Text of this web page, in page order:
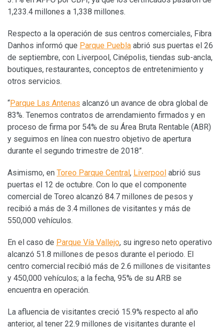
1,233.4 millones a 1,338 millones.
Respecto a la operación de sus centros comerciales, Fibra
Danhos informó que Parque Puebla abrió sus puertas el 26
de septiembre, con Liverpool, Cinépolis, tiendas sub-ancla,
boutiques, restaurantes, conceptos de entretenimiento y
otros servicios.
“Parque Las Antenas alcanzó un avance de obra global de
83%. Tenemos contratos de arrendamiento firmados y en
proceso de firma por 54% de su Área Bruta Rentable (ABR)
y seguimos en línea con nuestro objetivo de apertura
durante el segundo trimestre de 2018”.
Asimismo, en Toreo Parque Central , Liverpool abrió sus
puertas el 12 de octubre. Con lo que el componente
comercial de Toreo alcanzó 84.7 millones de pesos y
recibió a más de 3.4 millones de visitantes y más de
550,000 vehículos.
En el caso de Parque Vía Vallejo, su ingreso neto operativo
alcanzó 51.8 millones de pesos durante el periodo. El
centro comercial recibió más de 2.6 millones de visitantes
y 450,000 vehículos; a la fecha, 95% de su ARB se
encuentra en operación.
La afluencia de visitantes creció 15.9% respecto al año
anterior, al tener 22.9 millones de visitantes durante el